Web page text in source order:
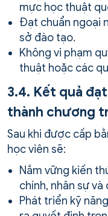
mực học thuật
Đạt chuẩn ngoại
sở đào tạo.
Không vi phạm
thuật hoặc các
3.4. Kết quả
thành chương
Sau khi được cấp
học viên sẽ:
Nắm vững kiến
chính, nhân sự
Phát triển kỹ